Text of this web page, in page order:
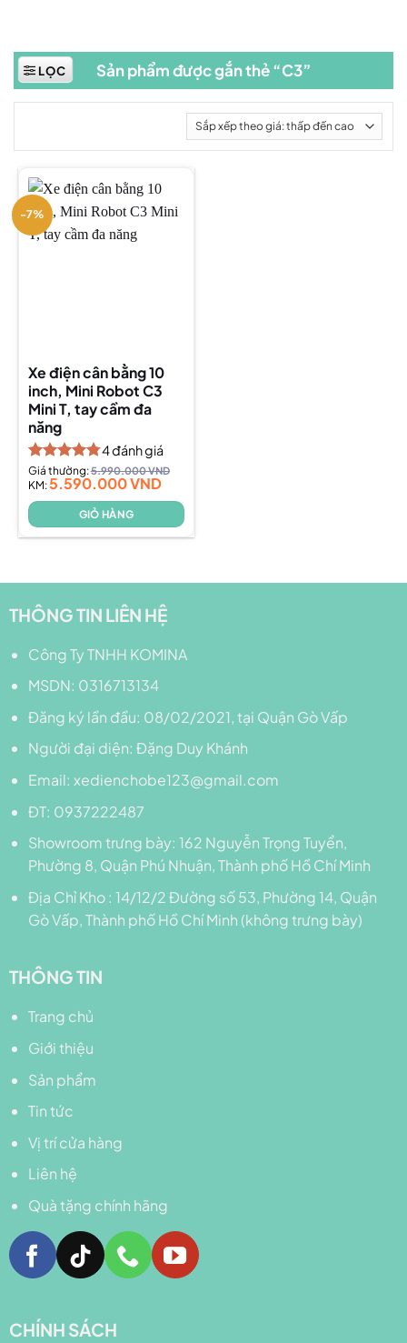
Sản phẩm được gắn thẻ “C3”
LỌC
-7%
Xe điện cân bằng 10
inch, Mini Robot C3
Mini T, tay cầm đa
năng
Được xếp
hạng4.75
5 sao
4đánh giá
Giá thường:5.990.000VND
KM:5.590.000VND
GIỎ HÀNG
THÔNG TIN LIÊN HỆ
Công Ty TNHH KOMINA
MSDN: 0316713134
Đăng ký lần đầu: 08/02/2021, tại Quận Gò Vấp
Người đại diện: Đặng Duy Khánh
Email: xedienchobe123@gmail.com
ĐT: 0937222487
Showroom trưng bày: 162 Nguyễn Trọng Tuyển,
Phường 8, Quận Phú Nhuận, Thành phố Hồ Chí Minh
Địa Chỉ Kho : 14/12/2 Đường số 53, Phường 14, Quận
Gò Vấp, Thành phố Hồ Chí Minh (không trưng bày)
THÔNG TIN
Trang chủ
Giới thiệu
Sản phẩm
Tin tức
Vị trí cửa hàng
Liên hệ
Quà tặng chính hãng
CHÍNH SÁCH